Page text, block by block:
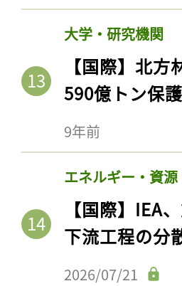
大学・研究機関
【国際】北
590億トン保
9年前
エネルギー・資源
【国際】IEA
下流工程の分
2026/07/21